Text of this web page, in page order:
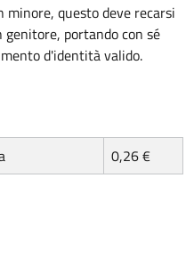
minore, questo deve recarsi
genitore, portando con sé
d'identità valido.
0,26 €